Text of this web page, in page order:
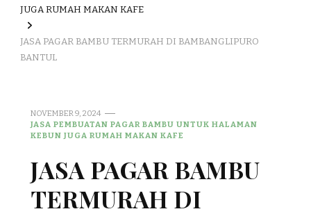
JUGA RUMAH MAKAN KAFE
JASA PAGAR BAMBU TERMURAH DI BAMBANGLIPURO
BANTUL
NOVEMBER 9, 2024
JASA PEMBUATAN PAGAR BAMBU UNTUK HALAMAN
KEBUN JUGA RUMAH MAKAN KAFE
JASA PAGAR BAMBU
TERMURAH DI